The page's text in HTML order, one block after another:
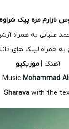
نازارم مزه پیک شراوه
علیانی به همراه
همراه لینک های
آهنگ | موزیکیو
Music Mohammad
Sharava with the